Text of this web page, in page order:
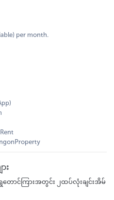
per month.
း
တောင်ကြားအတွင်း ၂ထပ်လုံးချင်းအိမ်